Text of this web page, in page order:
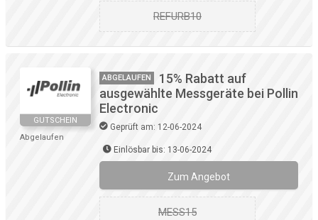
REFURB10
GUTSCHEIN
Abgelaufen
ABGELAUFEN
15% Rabatt auf
ausgewählte Messgeräte bei Pollin
Electronic
Geprüft am: 12-06-2024
Einlösbar bis: 13-06-2024
Zum Angebot
MESS15